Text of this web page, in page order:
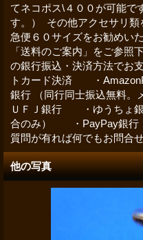
てネコポス\４００が可能で
す。） その他アクセサリ類
急便６０サイズをお勧めい
「送料のご案内」をご参
の銀行振込・決済方法で
トカード決済 ・
銀行 （同行同士振込無料
ＵＦＪ銀行 ・ゆうちょ
合のみ） ・PayPay銀
質問が有れば何でもお問合せ
他の写真